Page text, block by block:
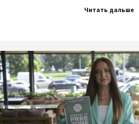
Читать дальше